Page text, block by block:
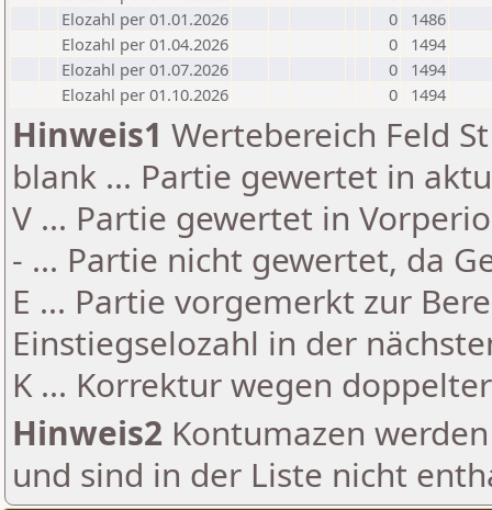
Elozahl per 01.01.2026
0
1486
Elozahl per 01.04.2026
0
1494
Elozahl per 01.07.2026
0
1494
Elozahl per 01.10.2026
0 1494
Hinweis1 Wertebereich Feld
blank ... Partie gewertet in
V ... Partie gewertet in
- ... Partie nicht gewertet, da
E ... Partie vorgemerkt zur
Einstiegselozahl in der
K ... Korrektur wegen
Hinweis2 Kontumazen
und sind in der Liste nicht